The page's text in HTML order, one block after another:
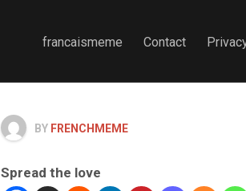
francaismeme Contact
BY FRENCHMEME
Spread the love